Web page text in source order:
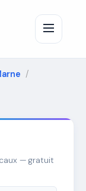
— gratuit